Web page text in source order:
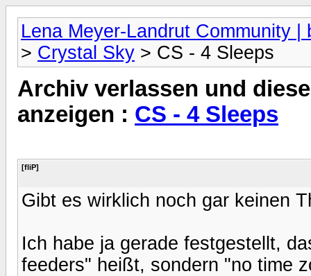
Lena Meyer-Landrut Community |
> Crystal Sky > CS - 4 Sleeps
Archiv verlassen und
anzeigen : CS - 4 Sleeps
[fliP]
Gibt es wirklich noch gar keinen
Ich habe ja gerade festgestellt,
feeders" heißt, sondern "no time